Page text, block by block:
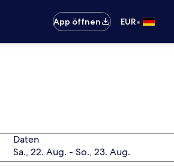
App öffnen
EUR•
Daten